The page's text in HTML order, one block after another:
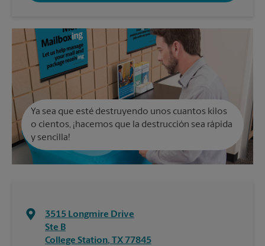
Ya sea que esté destruyendo unos cuantos kilos
o cientos, ¡hacemos que la destrucción sea rápida
y sencilla!
3515 Longmire Drive
Ste B
College Station, TX 77845